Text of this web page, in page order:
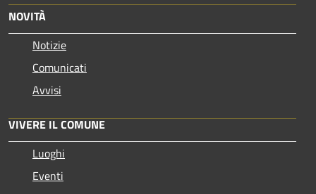
NOVITÀ
Notizie
Comunicati
Avvisi
VIVERE IL COMUNE
Luoghi
Eventi